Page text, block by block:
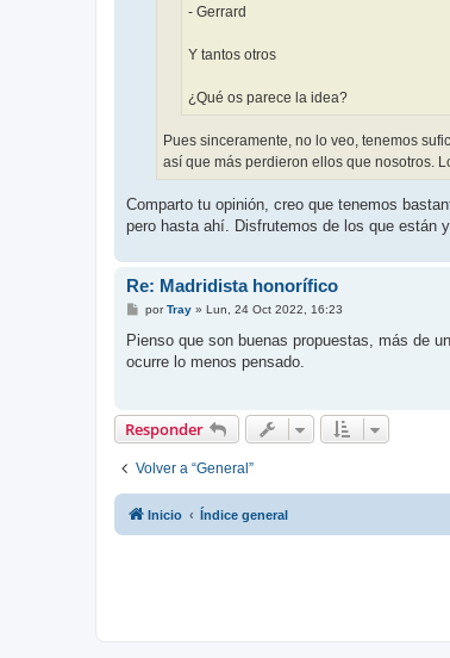
- Gerrard
Y tantos otros
¿Qué os parece la idea?
Pues sinceramente, no lo veo, tenemos
así que más perdieron ellos que nosotros.
Comparto tu opinión, creo que tenemos
pero hasta ahí. Disfrutemos de los que están
Re: Madridista honorífico
M
n
a
porTray» Lun, 24 Oct 2022, 16:23
Pienso que son buenas propuestas, más de
ocurre lo menos pensado.
Responder
Volver a “General”
Inicio Índice general